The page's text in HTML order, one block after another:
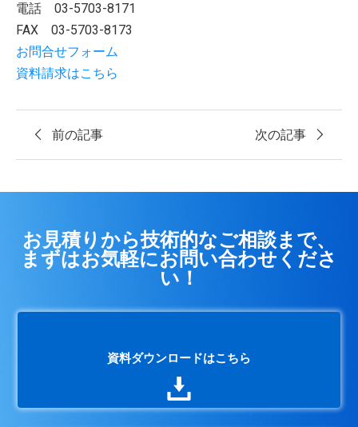
電話 03-5703-8171
FAX 03-5703-8173
お問合せフォーム
資料請求はこちら
前の記事 次の記事
お見積りから技術的なご相談まで、
まずはお気軽にお問い合わせくださ
い！
資料ダウンロードはこちら